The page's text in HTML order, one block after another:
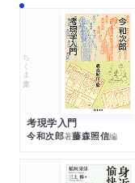
ちくま文庫
考現学入門
今和次郎著藤森照信編